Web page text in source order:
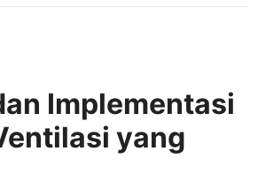
Implementasi
yang